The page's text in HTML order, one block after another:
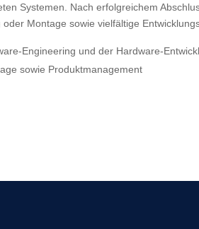
Systemen. Nach erfolgreichem
Montage sowie vielfältige
Engineering und der Hardware-
sowie Produktmanagement